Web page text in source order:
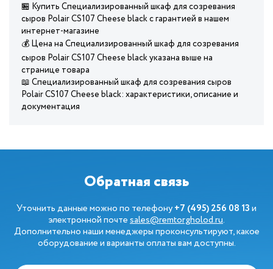
🏪 Купить Специализированный шкаф для созревания
сыров Polair CS107 Cheese black с гарантией в нашем
интернет-магазине
💰 Цена на Специализированный шкаф для созревания
сыров Polair CS107 Cheese black указана выше на
странице товара
📖 Специализированный шкаф для созревания сыров
Polair CS107 Cheese black: характеристики, описание и
документация
Обратная связь
Уточнить данные можно по телефону+7 (495) 256 08 13и
электронной почтеsales@remtorgholod.ru.
Дополнительно наши менеджеры проконсультируют, какое
оборудование и варианты оплаты вам доступны.